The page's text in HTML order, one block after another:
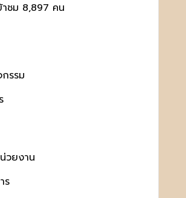
าชม 8,897 คน
รรม
วยงาน
ร